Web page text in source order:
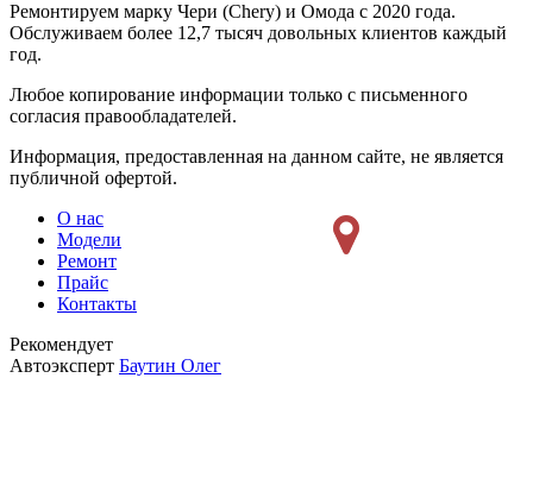
Ремонтируем марку Чери (Chery) и Омода с 2020 года.
Обслуживаем более 12,7 тысяч довольных клиентов каждый
год.
Любое копирование информации только с письменного
согласия правообладателей.
Информация, предоставленная на данном сайте, не является
публичной офертой.
О нас
Модели
Ремонт
Прайс
Контакты
Рекомендует
Автоэксперт Баутин Олег